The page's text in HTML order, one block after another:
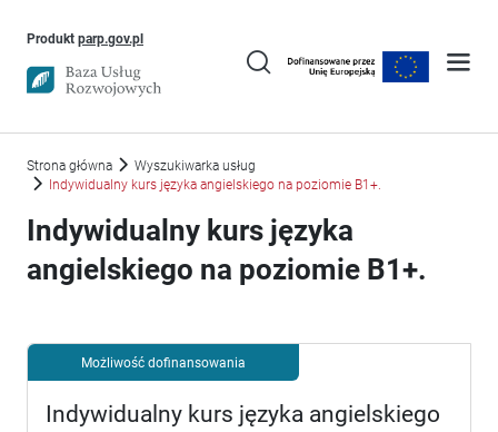
Produkt parp.gov.plUwaga, link otworzy się w nowym oknie
Strona główna
Wyszukiwarka usług
Indywidualny kurs języka angielskiego na poziomie B1+.
Indywidualny kurs języka
angielskiego na poziomie B1+.
Możliwość dofinansowania
Indywidualny kurs języka angielskiego